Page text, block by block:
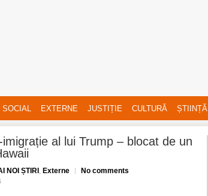
SOCIAL EXTERNE JUSTIȚIE CULTURĂ ȘTIINȚĂ
al lui Trump – blocat de un
NOI ȘTIRI , Externe No comments